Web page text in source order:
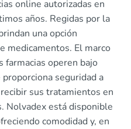
online autorizadas en
años. Regidas por la
una opción
medicamentos. El marco
farmacias operen bajo
seguridad a
sus tratamientos en
Nolvadex está disponible
comodidad y, en